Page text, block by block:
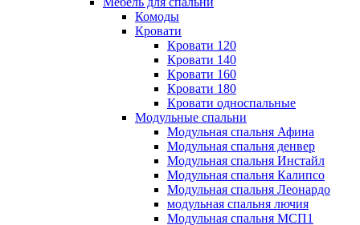
Комоды
Кровати
Кровати 120
Кровати 140
Кровати 160
Кровати 180
Кровати односпальные
Модульные спальни
Модульная спальня Афина
Модульная спальня денвер
Модульная спальня Инстайл
Модульная спальня Калипсо
Модульная спальня Леонардо
модульная спальня лючия
Модульная спальня МСП1